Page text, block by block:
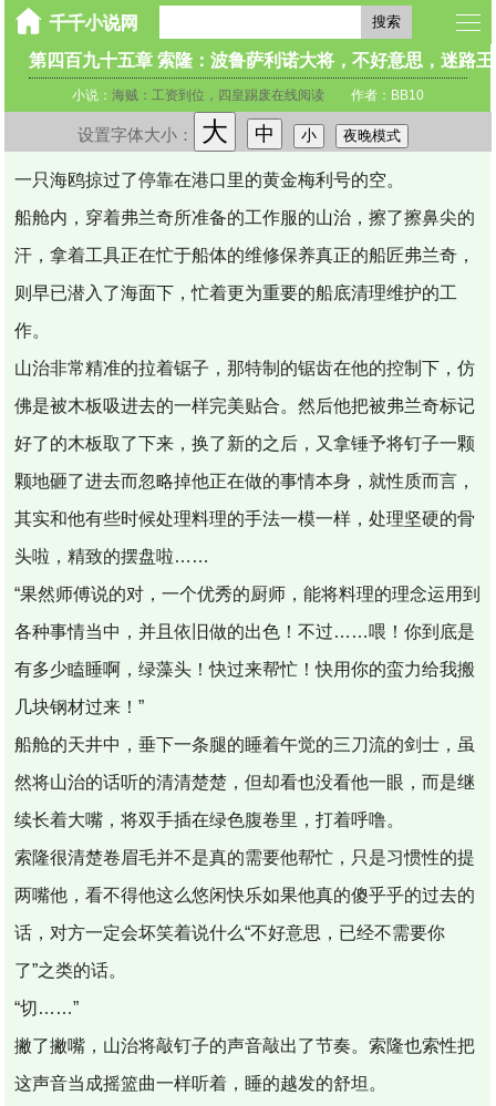
搜索
第四百九十五章 索隆：波鲁萨利诺大将，不好意思，迷路
小说： 海贼：工资到位，四皇踢废在线阅读 作者：BB10
设置字体大小： 大 中 小 夜晚模式
一只海鸥掠过了停靠在港口里的黄金梅利号的空。
船舱内，穿着弗兰奇所准备的工作服的山治，擦了擦鼻尖的
汗，拿着工具正在忙于船体的维修保养真正的船匠弗兰奇，
则早已潜入了海面下，忙着更为重要的船底清理维护的工
作。
山治非常精准的拉着锯子，那特制的锯齿在他的控制下，仿
佛是被木板吸进去的一样完美贴合。然后他把被弗兰奇标记
好了的木板取了下来，换了新的之后，又拿锤予将钉子一颗
颗地砸了进去而忽略掉他正在做的事情本身，就性质而言，
其实和他有些时候处理料理的手法一模一样，处理坚硬的骨
头啦，精致的摆盘啦……
“果然师傅说的对，一个优秀的厨师，能将料理的理念运用到
各种事情当中，并且依旧做的出色！不过……喂！你到底是
有多少瞌睡啊，绿藻头！快过来帮忙！快用你的蛮力给我搬
几块钢材过来！”
船舱的天井中，垂下一条腿的睡着午觉的三刀流的剑士，虽
然将山治的话听的清清楚楚，但却看也没看他一眼，而是继
续长着大嘴，将双手插在绿色腹卷里，打着呼噜。
索隆很清楚卷眉毛并不是真的需要他帮忙，只是习惯性的提
两嘴他，看不得他这么悠闲快乐如果他真的傻乎乎的过去的
话，对方一定会坏笑着说什么“不好意思，已经不需要你
了”之类的话。
“切……”
撇了撇嘴，山治将敲钉子的声音敲出了节奏。索隆也索性把
这声音当成摇篮曲一样听着，睡的越发的舒坦。